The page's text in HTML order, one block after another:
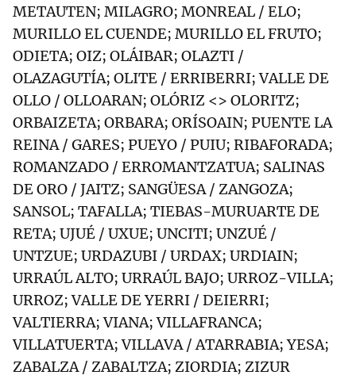
METAUTEN; MILAGRO; MONREAL / ELO;
MURILLO EL CUENDE; MURILLO EL FRUTO;
ODIETA; OIZ; OLÁIBAR; OLAZTI /
OLAZAGUTÍA; OLITE / ERRIBERRI; VALLE DE
OLLO / OLLOARAN; OLÓRIZ <> OLORITZ;
ORBAIZETA; ORBARA; ORÍSOAIN; PUENTE LA
REINA / GARES; PUEYO / PUIU; RIBAFORADA;
ROMANZADO / ERROMANTZATUA; SALINAS
DE ORO / JAITZ; SANGÜESA / ZANGOZA;
SANSOL; TAFALLA; TIEBAS-MURUARTE DE
RETA; UJUÉ / UXUE; UNCITI; UNZUÉ /
UNTZUE; URDAZUBI / URDAX; URDIAIN;
URRAÚL ALTO; URRAÚL BAJO; URROZ-VILLA;
URROZ; VALLE DE YERRI / DEIERRI;
VALTIERRA; VIANA; VILLAFRANCA;
VILLATUERTA; VILLAVA / ATARRABIA; YESA;
ZABALZA / ZABALTZA; ZIORDIA; ZIZUR